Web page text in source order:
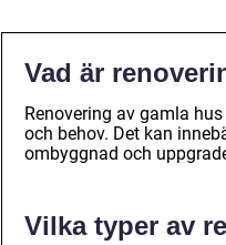
Vad är
Renovering av gamla
och behov. Det kan
ombyggnad och
Vilka typer av